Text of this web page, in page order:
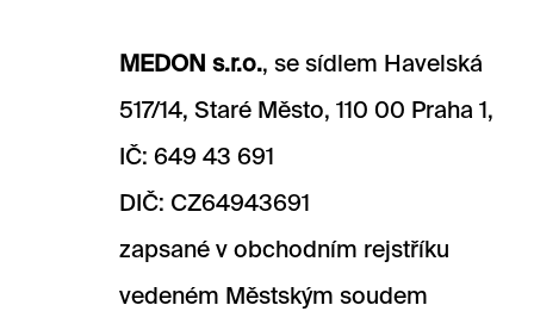
MEDON s.r.o., se sídlem Havelská
517/14, Staré Město, 110 00 Praha 1,
IČ: 649 43 691
DIČ: CZ64943691
zapsané v obchodním rejstříku
vedeném Městským soudem